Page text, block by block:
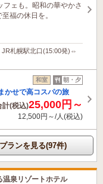
ェも。昭和の華やかさ
福の休日を。
札幌駅北口(15:00発)⇔
和室 朝・夕
かせで高コスパの旅
計(税込)25,000円～
12,500円～/人(税込)
プランを見る(97件)
温泉リゾートホテル